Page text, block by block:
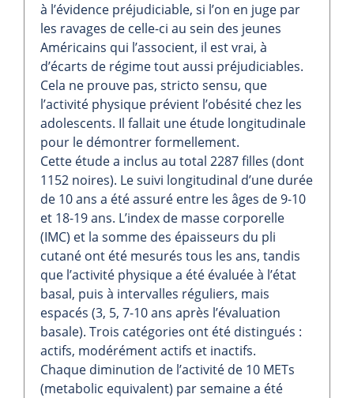
à l’évidence préjudiciable, si l’on en juge par
les ravages de celle-ci au sein des jeunes
Américains qui l’associent, il est vrai, à
d’écarts de régime tout aussi préjudiciables.
Cela ne prouve pas, stricto sensu, que
l’activité physique prévient l’obésité chez les
adolescents. Il fallait une étude longitudinale
pour le démontrer formellement.
Cette étude a inclus au total 2287 filles (dont
1152 noires). Le suivi longitudinal d’une durée
de 10 ans a été assuré entre les âges de 9-10
et 18-19 ans. L’index de masse corporelle
(IMC) et la somme des épaisseurs du pli
cutané ont été mesurés tous les ans, tandis
que l’activité physique a été évaluée à l’état
basal, puis à intervalles réguliers, mais
espacés (3, 5, 7-10 ans après l’évaluation
basale). Trois catégories ont été distingués :
actifs, modérément actifs et inactifs.
Chaque diminution de l’activité de 10 METs
(metabolic equivalent) par semaine a été